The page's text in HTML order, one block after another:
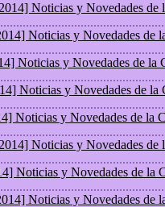
Noticias y Novedades de
Noticias y Novedades de
Noticias y Novedades de la
Noticias y Novedades de la
Noticias y Novedades de la
Noticias y Novedades de
Noticias y Novedades de la
Noticias y Novedades de